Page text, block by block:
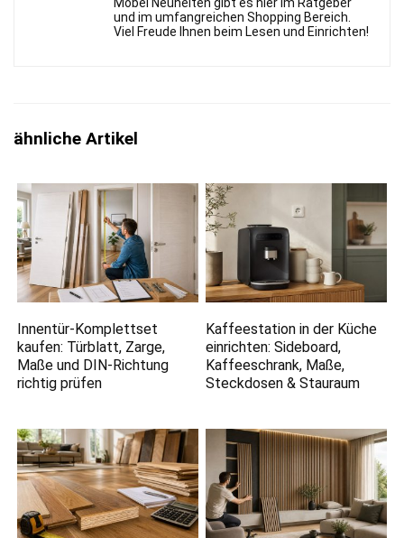
Möbel Neuheiten gibt es hier im Ratgeber
und im umfangreichen Shopping Bereich.
Viel Freude Ihnen beim Lesen und Einrichten!
ähnliche Artikel
Innentür-Komplettset
kaufen: Türblatt, Zarge,
Maße und DIN-Richtung
richtig prüfen
Kaffeestation in der Küche
einrichten: Sideboard,
Kaffeeschrank, Maße,
Steckdosen & Stauraum